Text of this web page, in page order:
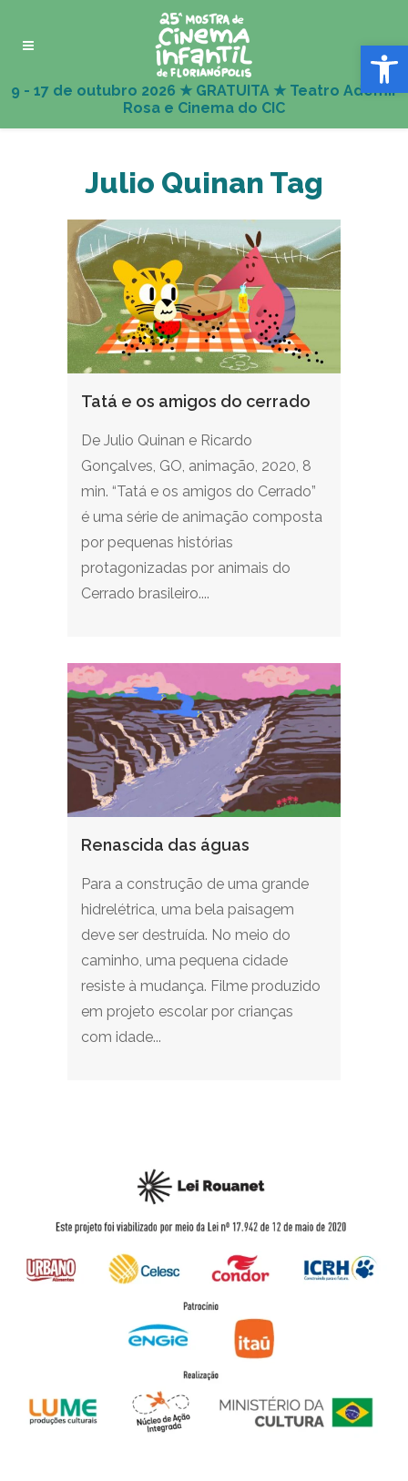
Abrir
Julio Quinan Tag
Tatá e os amigos do cerrado
De Julio Quinan e Ricardo
Gonçalves, GO, animação, 2020, 8
min. “Tatá e os amigos do Cerrado”
é uma série de animação composta
por pequenas histórias
protagonizadas por animais do
Cerrado brasileiro....
Renascida das águas
Para a construção de uma grande
hidrelétrica, uma bela paisagem
deve ser destruída. No meio do
caminho, uma pequena cidade
resiste à mudança. Filme produzido
em projeto escolar por crianças
com idade...